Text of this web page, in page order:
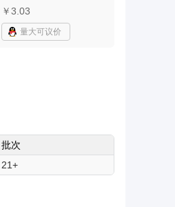
￥3.03
量大可议价
批次
21+